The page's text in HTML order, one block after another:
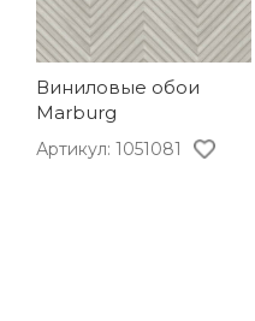
Виниловые обои
Marburg
Артикул: 1051081